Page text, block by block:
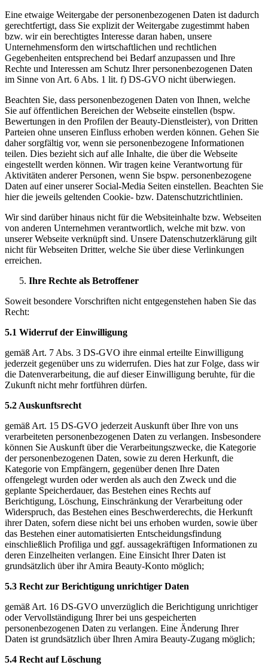
Eine etwaige Weitergabe der personenbezogenen Daten ist dadurch
gerechtfertigt, dass Sie explizit der Weitergabe zugestimmt haben
bzw. wir ein berechtigtes Interesse daran haben, unsere
Unternehmensform den wirtschaftlichen und rechtlichen
Gegebenheiten entsprechend bei Bedarf anzupassen und Ihre
Rechte und Interessen am Schutz Ihrer personenbezogenen Daten
im Sinne von Art. 6 Abs. 1 lit. f) DS-GVO nicht überwiegen.
Beachten Sie, dass personenbezogenen Daten von Ihnen, welche
Sie auf öffentlichen Bereichen der Webseite einstellen (bspw.
Bewertungen in den Profilen der Beauty-Dienstleister), von Dritten
Parteien ohne unseren Einfluss erhoben werden können. Gehen Sie
daher sorgfältig vor, wenn sie personenbezogene Informationen
teilen. Dies bezieht sich auf alle Inhalte, die über die Webseite
eingestellt werden können. Wir tragen keine Verantwortung für
Aktivitäten anderer Personen, wenn Sie bspw. personenbezogene
Daten auf einer unserer Social-Media Seiten einstellen. Beachten Sie
hier die jeweils geltenden Cookie- bzw. Datenschutzrichtlinien.
Wir sind darüber hinaus nicht für die Websiteinhalte bzw. Webseiten
von anderen Unternehmen verantwortlich, welche mit bzw. von
unserer Webseite verknüpft sind. Unsere Datenschutzerklärung gilt
nicht für Webseiten Dritter, welche Sie über diese Verlinkungen
erreichen.
Ihre Rechte als Betroffener
Soweit besondere Vorschriften nicht entgegenstehen haben Sie das
Recht:
5.1 Widerruf der Einwilligung
gemäß Art. 7 Abs. 3 DS-GVO ihre einmal erteilte Einwilligung
jederzeit gegenüber uns zu widerrufen. Dies hat zur Folge, dass wir
die Datenverarbeitung, die auf dieser Einwilligung beruhte, für die
Zukunft nicht mehr fortführen dürfen.
5.2 Auskunftsrecht
gemäß Art. 15 DS-GVO jederzeit Auskunft über Ihre von uns
verarbeiteten personenbezogenen Daten zu verlangen. Insbesondere
können Sie Auskunft über die Verarbeitungszwecke, die Kategorie
der personenbezogenen Daten, sowie zu deren Herkunft, die
Kategorie von Empfängern, gegenüber denen Ihre Daten
offengelegt wurden oder werden als auch den Zweck und die
geplante Speicherdauer, das Bestehen eines Rechts auf
Berichtigung, Löschung, Einschränkung der Verarbeitung oder
Widerspruch, das Bestehen eines Beschwerderechts, die Herkunft
ihrer Daten, sofern diese nicht bei uns erhoben wurden, sowie über
das Bestehen einer automatisierten Entscheidungsfindung
einschließlich Profiliga und ggf. aussagekräftigen Informationen zu
deren Einzelheiten verlangen. Eine Einsicht Ihrer Daten ist
grundsätzlich über ihr Amira Beauty-Konto möglich;
5.3 Recht zur Berichtigung unrichtiger Daten
gemäß Art. 16 DS-GVO unverzüglich die Berichtigung unrichtiger
oder Vervollständigung Ihrer bei uns gespeicherten
personenbezogenen Daten zu verlangen. Eine Änderung Ihrer
Daten ist grundsätzlich über Ihren Amira Beauty-Zugang möglich;
5.4 Recht auf Löschung